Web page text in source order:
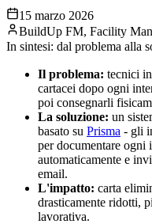
15 marzo 2026
BuildUp FM, Facility
In sintesi: dal problema alla
Il problema: tecnici
cartacei dopo ogni
poi consegnarli
La soluzione: un
basato su Prisma - gli
per documentare ogni
automaticamente e
email.
L'impatto: carta
drasticamente ridotti,
lavorativa.